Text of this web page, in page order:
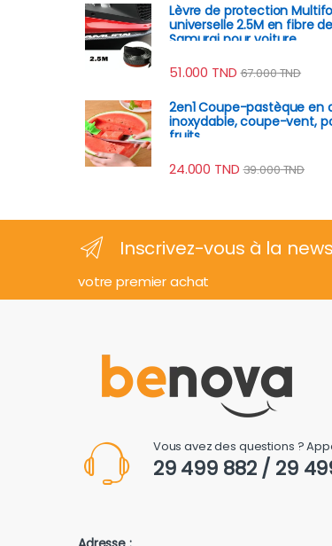
Lèvre de protection
universelle 2.5M en fibre
Samurai pour voiture
51.000 TND 67.000TND
2en1 Coupe-pastèque en
inoxydable, coupe-vent,
fruits
24.000 TND 39.000TND
Inscrivez-vous à la
votre premier achat
Vous avez des questions ?
29 499 882 / 29